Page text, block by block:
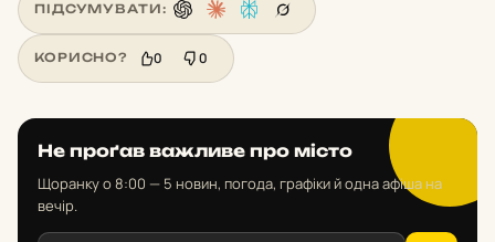
ПІДСУМУВАТИ:
КОРИСНО? 0 0
Не проґав важливе про місто
Щоранку о 8:00 — 5 новин, погода, графіки й одна афіша на
вечір.